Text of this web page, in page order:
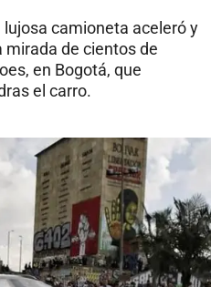
camioneta aceleró y
mirada de cientos de
en Bogotá, que
el carro.